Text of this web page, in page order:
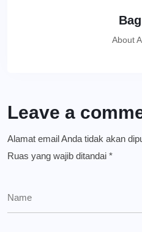
About
Leave a
Alamat email Anda tidak akan
Ruas yang wajib ditandai *